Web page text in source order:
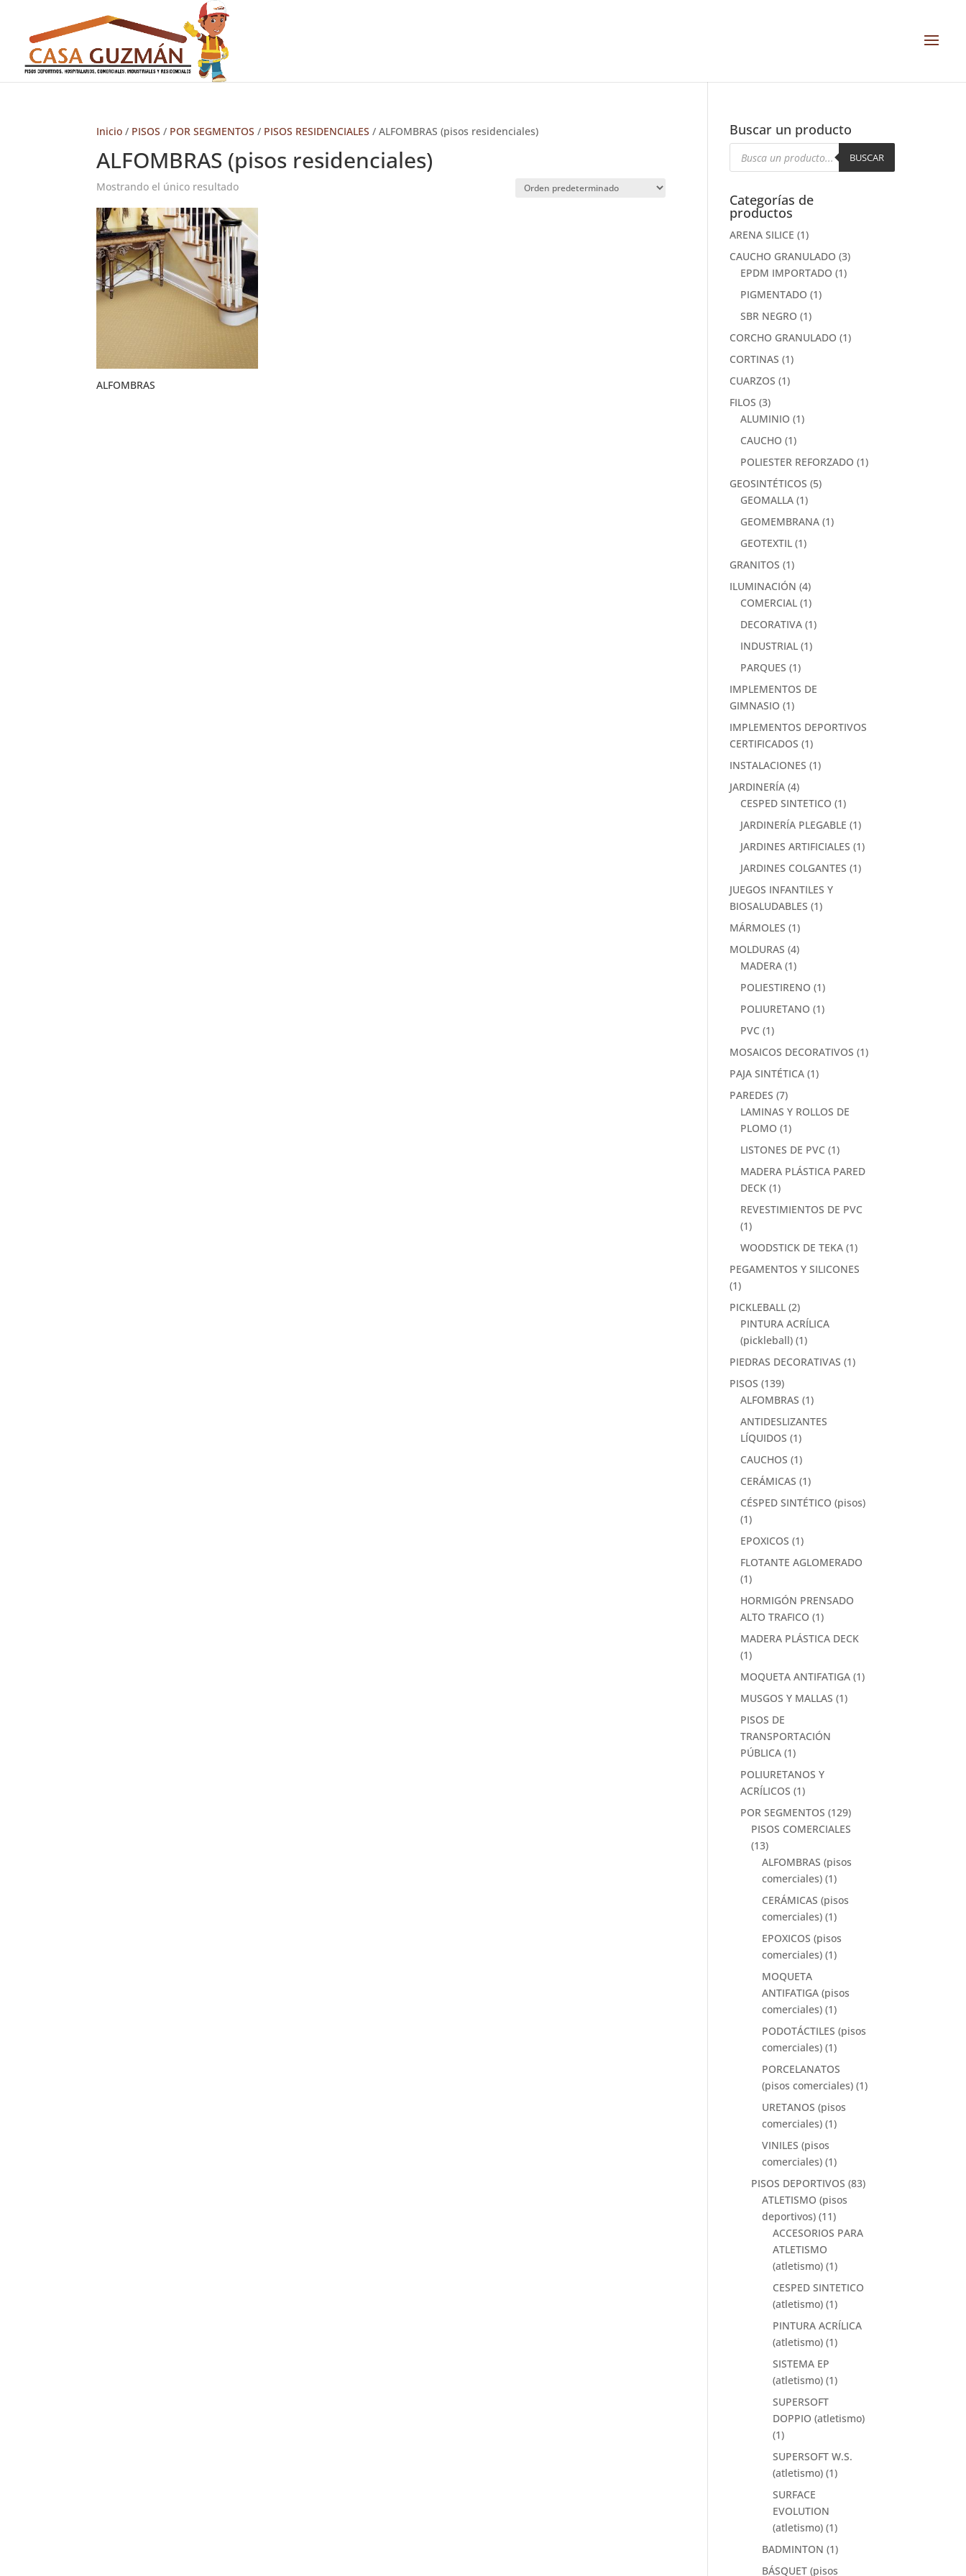
Inicio / PISOS / POR SEGMENTOS / PISOS RESIDENCIALES / ALFOMBRAS (pisos residenciales)
ALFOMBRAS (pisos residenciales)
Mostrando el único resultado
ALFOMBRAS
Buscar un producto
Búsqueda
productos
BUSCAR
Categorías de
productos
ARENA SILICE (1)
CAUCHO GRANULADO (3)
EPDM IMPORTADO (1)
PIGMENTADO (1)
SBR NEGRO (1)
CORCHO GRANULADO (1)
CORTINAS (1)
CUARZOS (1)
FILOS (3)
ALUMINIO (1)
CAUCHO (1)
POLIESTER REFORZADO (1)
GEOSINTÉTICOS (5)
GEOMALLA (1)
GEOMEMBRANA (1)
GEOTEXTIL (1)
GRANITOS (1)
ILUMINACIÓN (4)
COMERCIAL (1)
DECORATIVA (1)
INDUSTRIAL (1)
PARQUES (1)
IMPLEMENTOS DE
GIMNASIO (1)
IMPLEMENTOS DEPORTIVOS
CERTIFICADOS (1)
INSTALACIONES (1)
JARDINERÍA (4)
CESPED SINTETICO (1)
JARDINERÍA PLEGABLE (1)
JARDINES ARTIFICIALES (1)
JARDINES COLGANTES (1)
JUEGOS INFANTILES Y
BIOSALUDABLES (1)
MÁRMOLES (1)
MOLDURAS (4)
MADERA (1)
POLIESTIRENO (1)
POLIURETANO (1)
PVC (1)
MOSAICOS DECORATIVOS (1)
PAJA SINTÉTICA (1)
PAREDES (7)
LAMINAS Y ROLLOS DE
PLOMO (1)
LISTONES DE PVC (1)
MADERA PLÁSTICA PARED
DECK (1)
REVESTIMIENTOS DE PVC
(1)
WOODSTICK DE TEKA (1)
PEGAMENTOS Y SILICONES
(1)
PICKLEBALL (2)
PINTURA ACRÍLICA
(pickleball) (1)
PIEDRAS DECORATIVAS (1)
PISOS (139)
ALFOMBRAS (1)
ANTIDESLIZANTES
LÍQUIDOS (1)
CAUCHOS (1)
CERÁMICAS (1)
CÉSPED SINTÉTICO (pisos)
(1)
EPOXICOS (1)
FLOTANTE AGLOMERADO
(1)
HORMIGÓN PRENSADO
ALTO TRAFICO (1)
MADERA PLÁSTICA DECK
(1)
MOQUETA ANTIFATIGA (1)
MUSGOS Y MALLAS (1)
PISOS DE
TRANSPORTACIÓN
PÚBLICA (1)
POLIURETANOS Y
ACRÍLICOS (1)
POR SEGMENTOS (129)
PISOS COMERCIALES
(13)
ALFOMBRAS (pisos
comerciales) (1)
CERÁMICAS (pisos
comerciales) (1)
EPOXICOS (pisos
comerciales) (1)
MOQUETA
ANTIFATIGA (pisos
comerciales) (1)
PODOTÁCTILES (pisos
comerciales) (1)
PORCELANATOS
(pisos comerciales) (1)
URETANOS (pisos
comerciales) (1)
VINILES (pisos
comerciales) (1)
PISOS DEPORTIVOS (83)
ATLETISMO (pisos
deportivos) (11)
ACCESORIOS PARA
ATLETISMO
(atletismo) (1)
CESPED SINTETICO
(atletismo) (1)
PINTURA ACRÍLICA
(atletismo) (1)
SISTEMA EP
(atletismo) (1)
SUPERSOFT
DOPPIO (atletismo)
(1)
SUPERSOFT W.S.
(atletismo) (1)
SURFACE
EVOLUTION
(atletismo) (1)
BADMINTON (1)
BÁSQUET (pisos